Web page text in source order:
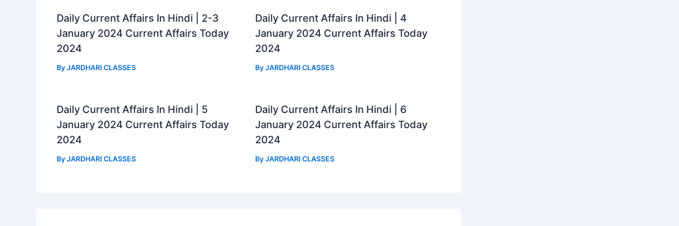
Daily Current Affairs In Hindi | 2-3
January 2024 Current Affairs Today
2024
ByJARDHARI CLASSES
Daily Current Affairs In Hindi | 4
January 2024 Current Affairs Today
2024
ByJARDHARI CLASSES
Daily Current Affairs In Hindi | 5
January 2024 Current Affairs Today
2024
ByJARDHARI CLASSES
Daily Current Affairs In Hindi | 6
January 2024 Current Affairs Today
2024
ByJARDHARI CLASSES